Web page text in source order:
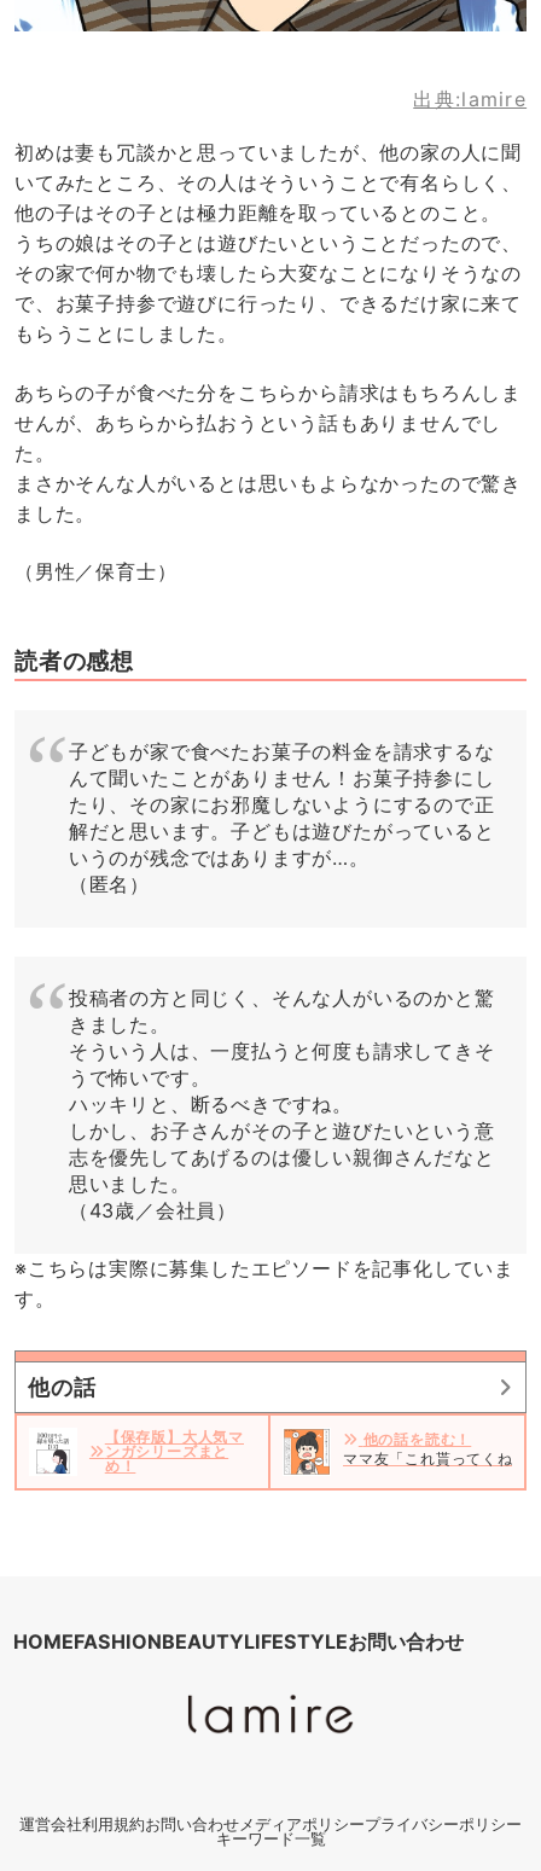
出典:lamire
初めは妻も冗談かと思っていましたが、他の家の人に聞
いてみたところ、その人はそういうことで有名らしく、
他の子はその子とは極力距離を取っているとのこと。
うちの娘はその子とは遊びたいということだったので、
その家で何か物でも壊したら大変なことになりそうなの
で、お菓子持参で遊びに行ったり、できるだけ家に来て
もらうことにしました。
あちらの子が食べた分をこちらから請求はもちろんしま
せんが、あちらから払おうという話もありませんでし
た。
まさかそんな人がいるとは思いもよらなかったので驚き
ました。
（男性／保育士）
読者の感想
子どもが家で食べたお菓子の料金を請求するな
んて聞いたことがありません！お菓子持参にし
たり、その家にお邪魔しないようにするので正
解だと思います。子どもは遊びたがっていると
いうのが残念ではありますが…。
（匿名）
投稿者の方と同じく、そんな人がいるのかと驚
きました。
そういう人は、一度払うと何度も請求してきそ
うで怖いです。
ハッキリと、断るべきですね。
しかし、お子さんがその子と遊びたいという意
志を優先してあげるのは優しい親御さんだなと
思いました。
（43歳／会社員）
※こちらは実際に募集したエピソードを記事化していま
す。
他の話
【保存版】大人気マ
ンガシリーズまと
め！
他の話を読む！
ママ友「これ貰ってくね」
HOMEFASHIONBEAUTYLIFESTYLEお問い合わせ
運営会社利用規約お問い合わせメディアポリシープライバシーポリシー
キーワード一覧